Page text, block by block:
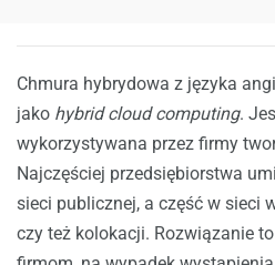
Chmura hybrydowa z języka
jako hybrid cloud computing.
wykorzystywana przez firmy
Najczęściej przedsiębiorstwa
sieci publicznej, a część w sieci
czy też kolokacji. Rozwiązanie